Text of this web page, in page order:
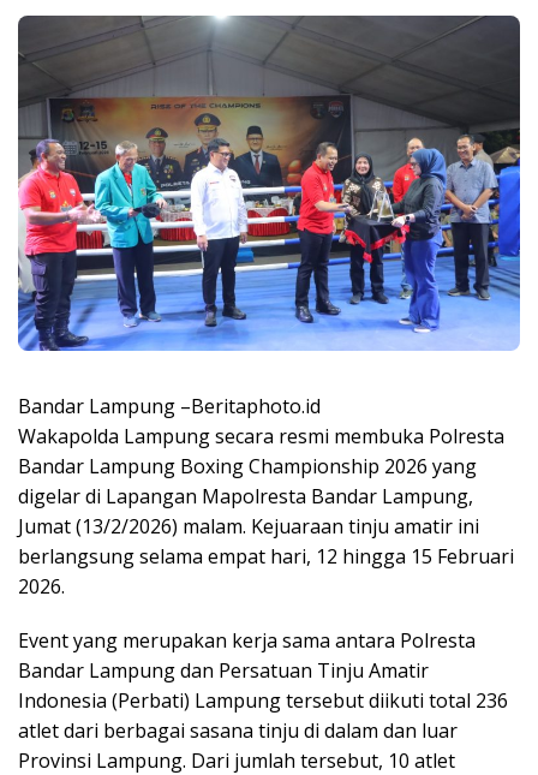
Bandar Lampung –Beritaphoto.id
Wakapolda Lampung secara resmi membuka Polresta
Bandar Lampung Boxing Championship 2026 yang
digelar di Lapangan Mapolresta Bandar Lampung,
Jumat (13/2/2026) malam. Kejuaraan tinju amatir ini
berlangsung selama empat hari, 12 hingga 15 Februari
2026.
Event yang merupakan kerja sama antara Polresta
Bandar Lampung dan Persatuan Tinju Amatir
Indonesia (Perbati) Lampung tersebut diikuti total 236
atlet dari berbagai sasana tinju di dalam dan luar
Provinsi Lampung. Dari jumlah tersebut, 10 atlet